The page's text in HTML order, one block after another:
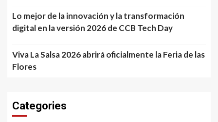
Lo mejor de la innovación y la transformación
digital en la versión 2026 de CCB Tech Day
Viva La Salsa 2026 abrirá oficialmente la Feria de las
Flores
Categories